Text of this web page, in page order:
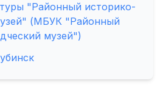
"Районный историко-
(МБУК "Районный
музей")